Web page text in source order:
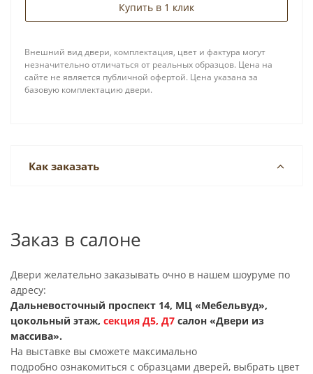
Купить в 1 клик
Внешний вид двери, комплектация, цвет и фактура могут
незначительно отличаться от реальных образцов. Цена на
сайте не является публичной офертой. Цена указана за
базовую комплектацию двери.
Как заказать
Заказ в салоне
Двери желательно заказывать очно в нашем шоуруме по
адресу:
Дальневосточный проспект 14, МЦ «Мебельвуд»,
цокольный этаж, секция Д5, Д7 салон «Двери из
массива».
На выставке вы сможете максимально
подробно ознакомиться с образцами дверей, выбрать цвет